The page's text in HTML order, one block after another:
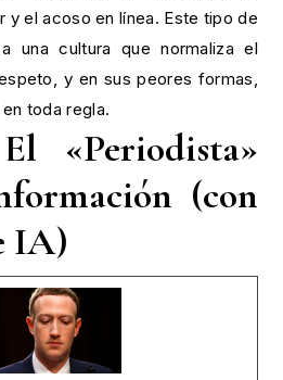
y el acoso en línea. Este tipo de
una cultura que normaliza el
y en sus peores formas,
toda regla.
«Periodista»
(con
IA)